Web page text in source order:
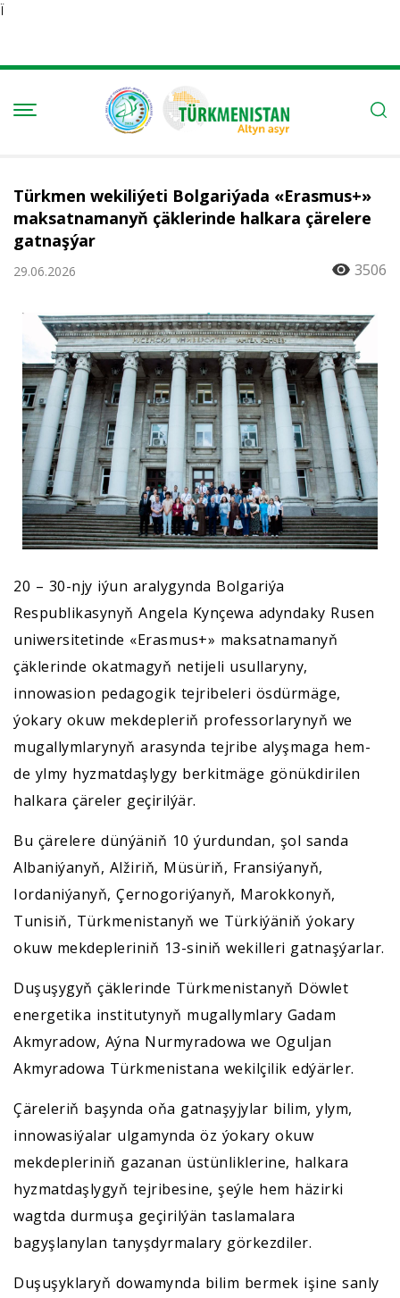
Ï
Türkmen wekiliýeti Bolgariýada «Erasmus+»
maksatnamanyň çäklerinde halkara çärelere
gatnaşýar
29.06.2026 3506
20 – 30-njy iýun aralygynda Bolgariýa
Respublikasynyň Angela Kynçewa adyndaky Rusen
uniwersitetinde «Erasmus+» maksatnamanyň
çäklerinde okatmagyň netijeli usullaryny,
innowasion pedagogik tejribeleri ösdürmäge,
ýokary okuw mekdepleriň professorlarynyň we
mugallymlarynyň arasynda tejribe alyşmaga hem-
de ylmy hyzmatdaşlygy berkitmäge gönükdirilen
halkara çäreler geçirilýär.
Bu çärelere dünýäniň 10 ýurdundan, şol sanda
Albaniýanyň, Alžiriň, Müsüriň, Fransiýanyň,
Iordaniýanyň, Çernogoriýanyň, Marokkonyň,
Tunisiň, Türkmenistanyň we Türkiýäniň ýokary
okuw mekdepleriniň 13-siniň wekilleri gatnaşýarlar.
Duşuşygyň çäklerinde Türkmenistanyň Döwlet
energetika institutynyň mugallymlary Gadam
Akmyradow, Aýna Nurmyradowa we Oguljan
Akmyradowa Türkmenistana wekilçilik edýärler.
Çäreleriň başynda oňa gatnaşyjylar bilim, ylym,
innowasiýalar ulgamynda öz ýokary okuw
mekdepleriniň gazanan üstünliklerine, halkara
hyzmatdaşlygyň tejribesine, şeýle hem häzirki
wagtda durmuşa geçirilýän taslamalara
bagyşlanylan tanyşdyrmalary görkezdiler.
Duşuşyklaryň dowamynda bilim bermek işine sanly